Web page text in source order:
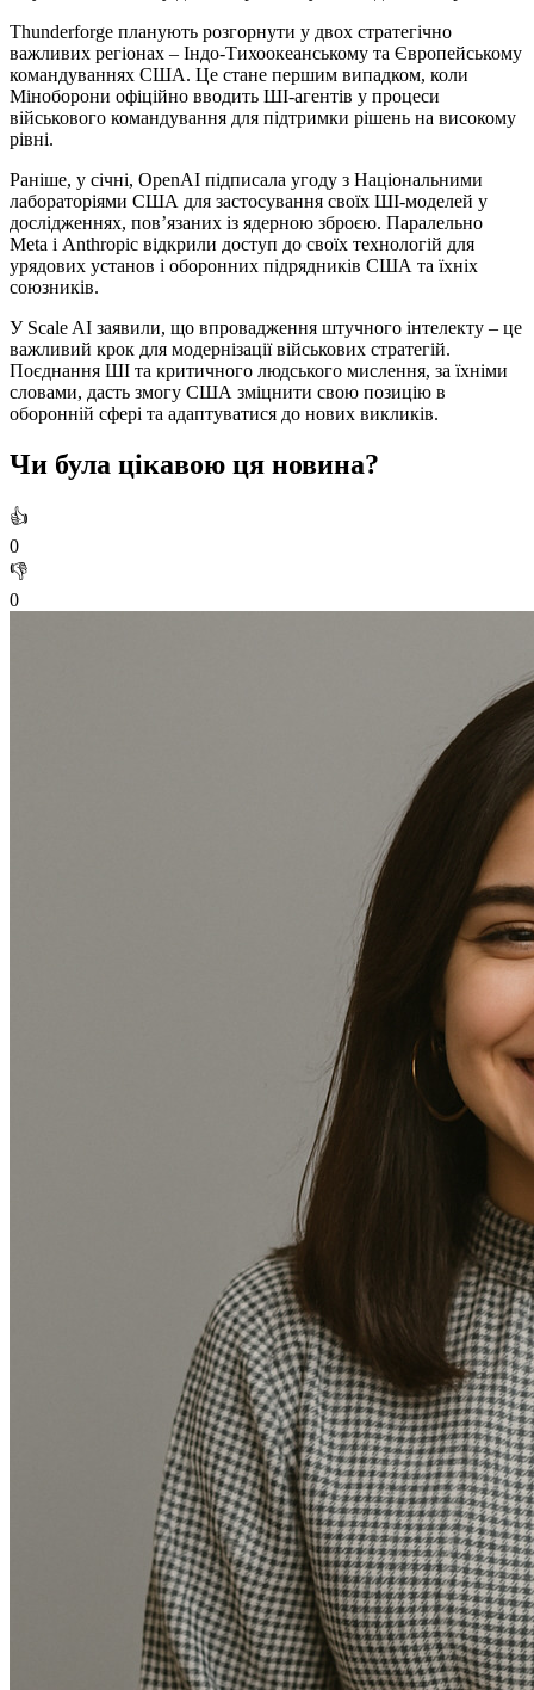
Thunderforge планують розгорнути у двох стратегічно
важливих регіонах – Індо-Тихоокеанському та Європейському
командуваннях США. Це стане першим випадком, коли
Міноборони офіційно вводить ШІ-агентів у процеси
військового командування для підтримки рішень на високому
рівні.
Раніше, у січні, OpenAI підписала угоду з Національними
лабораторіями США для застосування своїх ШІ-моделей у
дослідженнях, пов’язаних із ядерною зброєю. Паралельно
Meta і Anthropic відкрили доступ до своїх технологій для
урядових установ і оборонних підрядників США та їхніх
союзників.
У Scale AI заявили, що впровадження штучного інтелекту – це
важливий крок для модернізації військових стратегій.
Поєднання ШІ та критичного людського мислення, за їхніми
словами, дасть змогу США зміцнити свою позицію в
оборонній сфері та адаптуватися до нових викликів.
Чи була цікавою ця новина?
👍
0
👎
0